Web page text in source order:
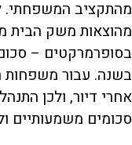
מהוצאות משק הבית
בסופרמרקטים –
בשנה. עבור משפחות
אחרי דיור, ולכן
סכומים משמעותיים